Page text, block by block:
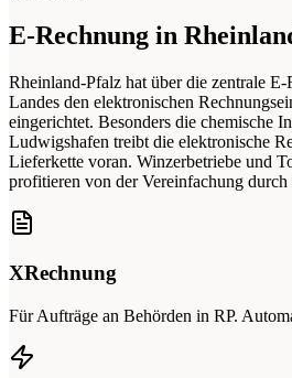
E-Rechnung in
Rheinland-Pfalz hat über die zentrale
Landes den elektronischen
eingerichtet. Besonders die chemische
Ludwigshafen treibt die elektronische
Lieferkette voran. Winzerbetriebe und
profitieren von der Vereinfachung durch
XRechnung
Für Aufträge an Behörden in RP.